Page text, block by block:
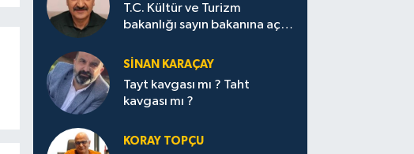
T.C. Kültür ve Turizm
bakanlığı sayın bakanına açık
SİNAN KARAÇAY
Tayt kavgası mı ? Taht
kavgası mı ?
KORAY TOPÇU